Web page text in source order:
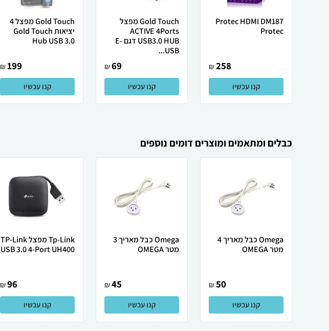
Protec HDMI DM187
Protec
258
₪
קנו עכשיו
Gold Touch מפצל
ACTIVE 4Ports
USB3.0 HUB דגם E-
USB...
69
₪
קנו עכשיו
Gold Touch מפצל 4
יציאות Gold Touch
Hub USB 3.0
199
₪
קנו עכשיו
כבלים ומתאמים ומוצרים דומים נוספים
Omega כבל מאריך 4
מטר OMEGA
50
₪
קנו עכשיו
Omega כבל מאריך 3
מטר OMEGA
45
₪
קנו עכשיו
Tp-Link מפצל TP-Link
USB 3.0 4-Port UH400
96
₪
קנו עכשיו